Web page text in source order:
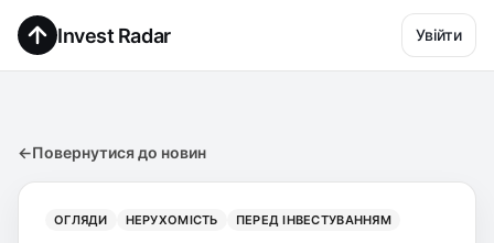
Invest Radar Увійти
←Повернутися до новин
ОГЛЯДИ НЕРУХОМІСТЬ ПЕРЕД ІНВЕСТУВАННЯМ